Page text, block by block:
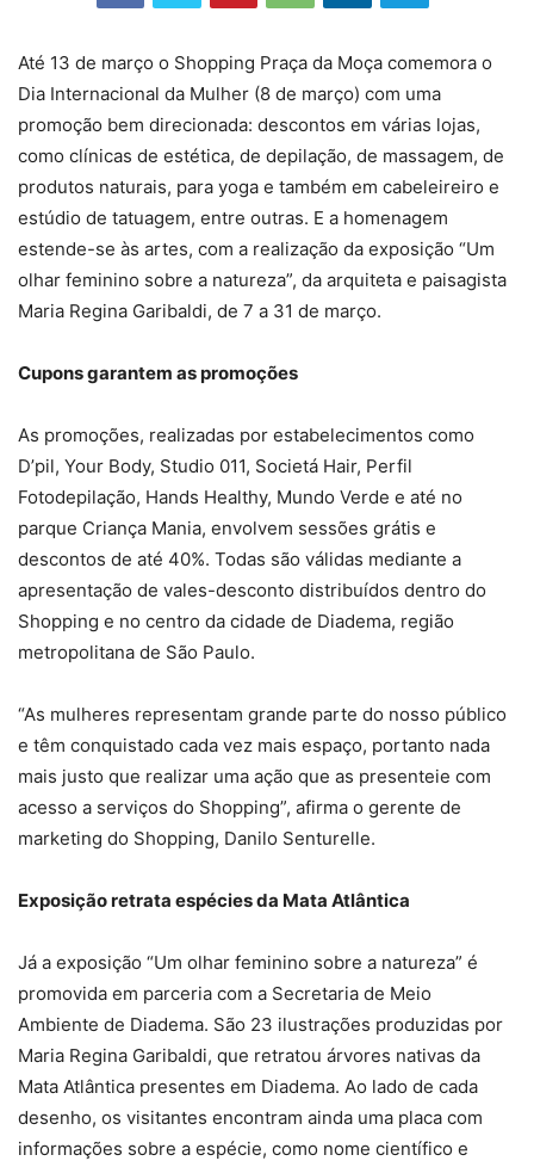
Até 13 de março o Shopping Praça da Moça comemora o
Dia Internacional da Mulher (8 de março) com uma
promoção bem direcionada: descontos em várias lojas,
como clínicas de estética, de depilação, de massagem, de
produtos naturais, para yoga e também em cabeleireiro e
estúdio de tatuagem, entre outras. E a homenagem
estende-se às artes, com a realização da exposição “Um
olhar feminino sobre a natureza”, da arquiteta e paisagista
Maria Regina Garibaldi, de 7 a 31 de março.
Cupons garantem as promoções
As promoções, realizadas por estabelecimentos como
D’pil, Your Body, Studio 011, Societá Hair, Perfil
Fotodepilação, Hands Healthy, Mundo Verde e até no
parque Criança Mania, envolvem sessões grátis e
descontos de até 40%. Todas são válidas mediante a
apresentação de vales-desconto distribuídos dentro do
Shopping e no centro da cidade de Diadema, região
metropolitana de São Paulo.
“As mulheres representam grande parte do nosso público
e têm conquistado cada vez mais espaço, portanto nada
mais justo que realizar uma ação que as presenteie com
acesso a serviços do Shopping”, afirma o gerente de
marketing do Shopping, Danilo Senturelle.
Exposição retrata espécies da Mata Atlântica
Já a exposição “Um olhar feminino sobre a natureza” é
promovida em parceria com a Secretaria de Meio
Ambiente de Diadema. São 23 ilustrações produzidas por
Maria Regina Garibaldi, que retratou árvores nativas da
Mata Atlântica presentes em Diadema. Ao lado de cada
desenho, os visitantes encontram ainda uma placa com
informações sobre a espécie, como nome científico e